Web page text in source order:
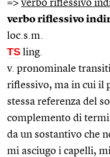
=> verbo riflessivo
verbo riflessivo
loc.s.m.
TS ling.
v. pronominale
riflessivo, ma in cui il
stessa referenza del
complemento di
da un sostantivo che
mi asciugo i capelli,